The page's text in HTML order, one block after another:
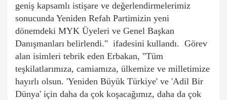
geniş kapsamlı istişare ve değerlendirmelerimiz
sonucunda Yeniden Refah Partimizin yeni
dönemdeki MYK Üyeleri ve Genel Başkan
Danışmanları belirlendi." ifadesini kullandı. Görev
alan isimleri tebrik eden Erbakan, "Tüm
teşkilatlarımıza, camiamıza, ülkemize ve milletimize
hayırlı olsun. 'Yeniden Büyük Türkiye' ve 'Adil Bir
Dünya' için daha da çok koşacağımız, daha da çok